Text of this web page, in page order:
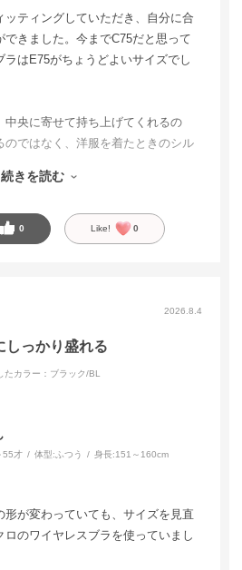
ッティングしていただき、自分に合
できました。今までC75だと思って
ラはE75がちょうどよいサイズでし
中央に寄せて持ち上げてくれるの
のではなく、洋服を着たときのシル
ません。生地もさらさらしていて肌
も使いやすいところが嬉しいです。
謝しています。セール期間中だった
で、セール期間中にはリピート購
続きを読む
0 Like! 0
2026.8.4
しっかり盛れる
たカラー：ブラック/BL
55才 体型: ふつう 身長:151～160cm
形が変わっていても、サイズを見直
のワイヤレスブラを使っていまし